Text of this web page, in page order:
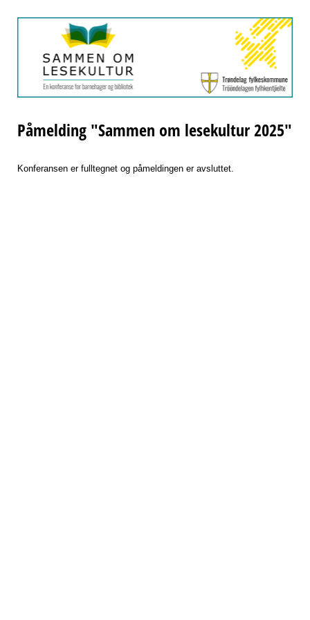
Påmelding "Sammen om lesekultur 2025"
Konferansen er fulltegnet og påmeldingen er avsluttet.